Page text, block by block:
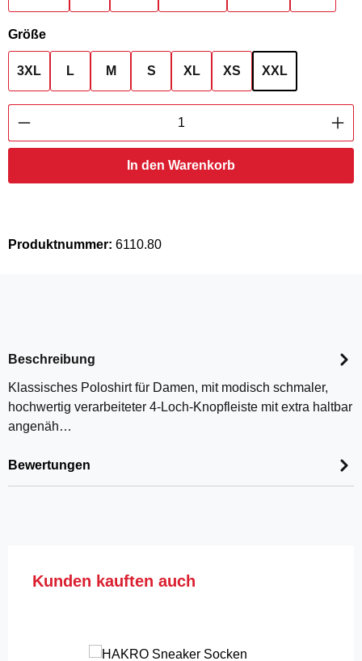
Größeauswählen
3XL L M S XL XS XXL
Produkt Anzahl: Gib den gewünschten
In den Warenkorb
Produktnummer: 6110.80
Beschreibung
Klassisches Poloshirt für Damen, mit modisch schmaler,
hochwertig verarbeiteter 4-Loch-Knopfleiste mit extra haltbar
angenäh…
Bewertungen
Produktgalerie überspringen
Kunden kauften auch